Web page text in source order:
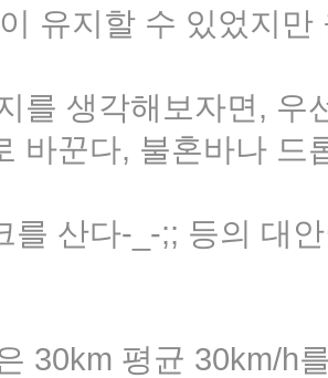
유지할 수 있었지만
를 생각해보자면, 우
바꾼다, 불혼바나 드
를 산다-_-;; 등의 대
30km 평균 30km/h